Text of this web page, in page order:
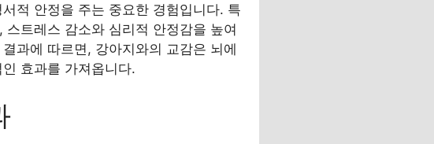
적 안정을 주는 중요한 경험입니다. 특
트레스 감소와 심리적 안정감을 높여
과에 따르면, 강아지와의 교감은 뇌에
효과를 가져옵니다.